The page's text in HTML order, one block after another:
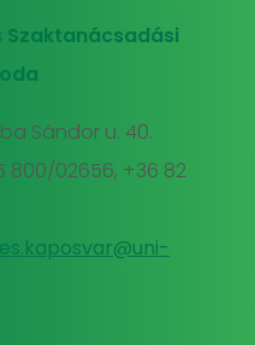
Szaktanácsadási
Sándor u. 40.
800/02656, +36 82